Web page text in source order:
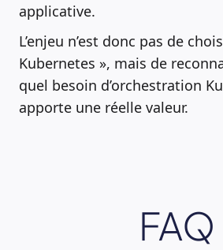
applicative.
L’enjeu n’est donc pas de
Kubernetes », mais de
quel besoin d’orchestration
apporte une réelle valeur.
FAQ